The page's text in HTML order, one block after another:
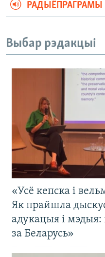
РАДЫЁПРАГРАМЫ
Выбар рэдакцыі
«Усё кепска і
Як прайшла
адукацыя і
за Беларусь»